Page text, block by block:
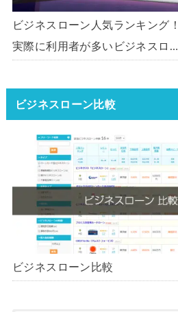
ビジネスローン人気ランキング！
実際に利用者が多いビジネスロー
ータ】【2026年版】
ビジネスローン比較
ビジネスローン比較